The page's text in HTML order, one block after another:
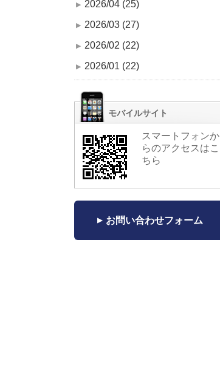
2026/04 (25)
2026/03 (27)
2026/02 (22)
2026/01 (22)
モバイルサイト
スマートフォンか
らのアクセスはこ
ちら
お問い合わせフォーム